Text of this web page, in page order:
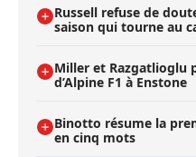
Russell refuse de
saison qui tourne au
Miller et Razgatlioglu
d’Alpine F1 à Enstone
Binotto résume la
en cinq mots